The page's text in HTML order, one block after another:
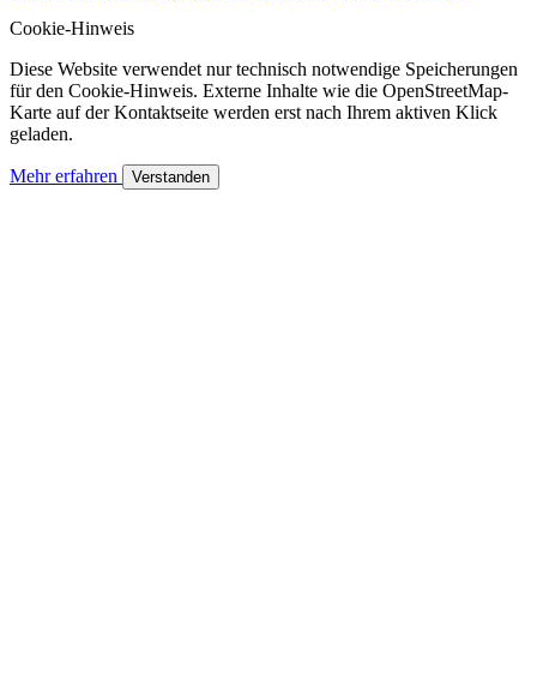
Cookie-Hinweis
Diese Website verwendet nur technisch notwendige Speicherungen
für den Cookie-Hinweis. Externe Inhalte wie die OpenStreetMap-
Karte auf der Kontaktseite werden erst nach Ihrem aktiven Klick
geladen.
Mehr erfahren Verstanden